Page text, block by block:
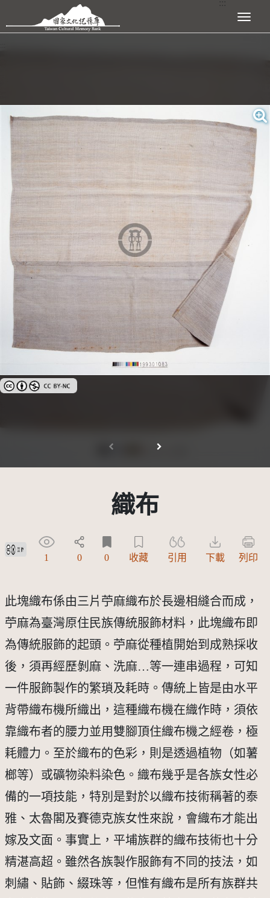
跳到主要內容區塊 展開選單
創用CC姓名標示-非商業性 3.0 台灣及其後版本(CC BY-NC 3.0 TW +)
織布
創用CC姓名標示 3.0 台灣及其後版本(CC BY 3.0 TW +)
1 0 0 收藏 引用 下載 列印
此塊織布係由三片苧麻織布於長邊相縫合而成，
苧麻為臺灣原住民族傳統服飾材料，此塊織布即
為傳統服飾的起頭。苧麻從種植開始到成熟採收
後，須再經歷剝麻、洗麻…等一連串過程，可知
一件服飾製作的繁瑣及耗時。傳統上皆是由水平
背帶織布機所織出，這種織布機在織作時，須依
靠織布者的腰力並用雙腳頂住織布機之經卷，極
耗體力。至於織布的色彩，則是透過植物（如薯
榔等）或礦物染料染色。織布幾乎是各族女性必
備的一項技能，特別是對於以織布技術稱著的泰
雅、太魯閣及賽德克族女性來說，會織布才能出
嫁及文面。事實上，平埔族群的織布技術也十分
精湛高超。雖然各族製作服飾有不同的技法，如
刺繡、貼飾、綴珠等，但惟有織布是所有族群共